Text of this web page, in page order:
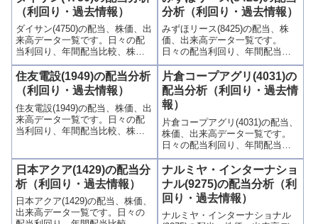
当利回りランキングも参考に！
ど、表とグラフでわかりやすく
掲載、配当利回りランキングも
参考に！
（利回り・過去情報）
ダイサン(4750)の配当、株価、出
来高データ一覧です。日々の配
当利回り、年間配当比較、株価
や出来高との関連、高額配当目
的の買い時チャンスなど、表と
グラフでわかりやすく掲載、配
当利回りランキングも参考に！
分析（利回り・過去情報）
みずほリース(8425)の配当、株
価、出来高データ一覧です。
日々の配当利回り、年間配当比
較、株価や出来高との関連、高
額配当目的の買い時チャンスな
ど、表とグラフでわかりやすく
掲載、配当利回りランキングも
参考に！
住友電設(1949)の配当分析
（利回り・過去情報）
住友電設(1949)の配当、株価、出
来高データ一覧です。日々の配
当利回り、年間配当比較、株価
グラフでわかりやすく掲載、配
当利回りランキングも参考に！
片倉コープアグリ(4031)の
配当分析（利回り・過去情
報）
片倉コープアグリ(4031)の配当、
株価、出来高データ一覧です。
日々の配当利回り、年間配当比
較、株価や出来高との関連、高
額配当目的の買い時チャンスな
ど、表とグラフでわかりやすく
掲載、配当利回りランキングも
参考に！
日本アクア(1429)の配当分
析（利回り・過去情報）
日本アクア(1429)の配当、株価、
出来高データ一覧です。日々の
ナルミヤ・インターナショ
ナル(9275)の配当分析（利
回り・過去情報）
ナルミヤ・インターナショナル